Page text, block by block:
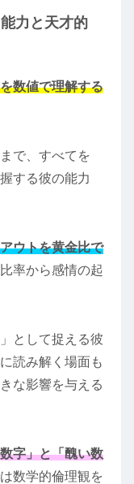
力と天才的
数値で理解する
で、すべてを
する彼の能力
ウトを黄金比で
率から感情の起
として捉える彼
読み解く場面も
な影響を与える
字」と「醜い数
数学的倫理観を